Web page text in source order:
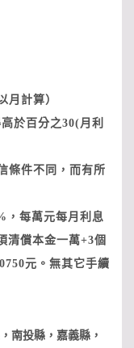
月計算）
於百分之30(月利
條件不同，而有所
，每萬元每月利息
清償本金一萬+3個
元。無其它手續
南投縣，嘉義縣，